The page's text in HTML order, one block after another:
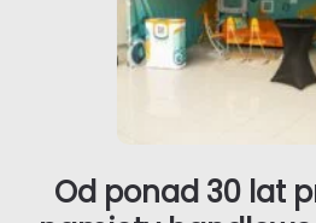
Od ponad 30 lat